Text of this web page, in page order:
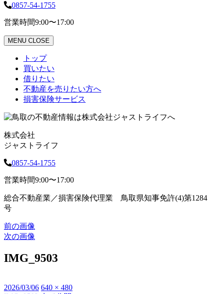
0857-54-1755
営業時間9:00〜17:00
MENU CLOSE
トップ
買いたい
借りたい
不動産を売りたい方へ
損害保険サービス
株式会社
ジャストライフ
0857-54-1755
営業時間9:00〜17:00
総合不動産業／損害保険代理業 鳥取県知事免許(4)第1284
号
前の画像
次の画像
IMG_9503
投
2026/03/06 フ
640 × 480